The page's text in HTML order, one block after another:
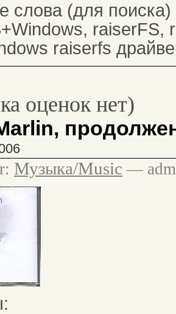
слова (для поиска)
raiserFS,
raiserfs
оценок нет)
Музыка/Music —